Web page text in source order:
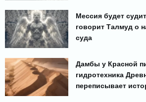
Мессия будет
говорит Талмуд о
суда
Дамбы у Красной
гидротехника
переписывает